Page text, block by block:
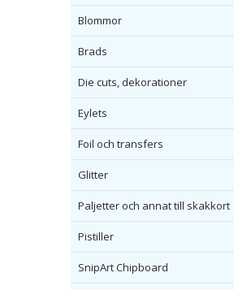
Blommor
Brads
Die cuts, dekorationer
Eylets
Foil och transfers
Glitter
Paljetter och annat till skakkort
Pistiller
SnipArt Chipboard